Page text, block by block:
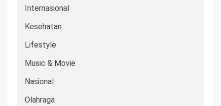
Internasional
Kesehatan
Lifestyle
Music & Movie
Nasional
Olahraga